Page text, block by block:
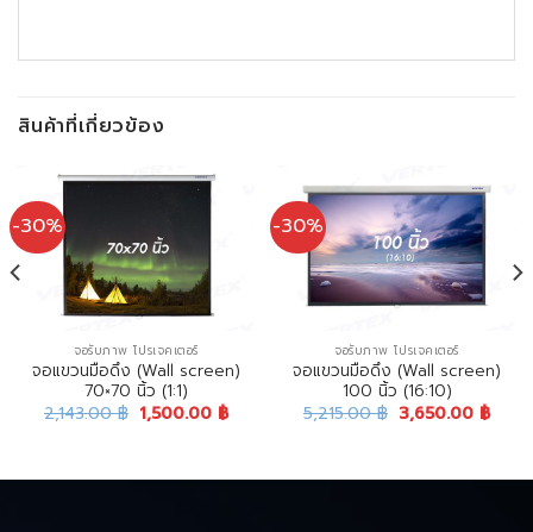
สินค้าที่เกี่ยวข้อง
-30%
จอรับภาพ โปรเจคเตอร์
จอแขวนมือดึง (Wall screen)
70×70 นิ้ว (1:1)
2,143.00฿ 1,500.00 ฿
-30%
จอรับภาพ โปรเจคเตอร์
จอแขวนมือดึง (Wall screen)
100 นิ้ว (16:10)
5,215.00฿ 3,650.00 ฿